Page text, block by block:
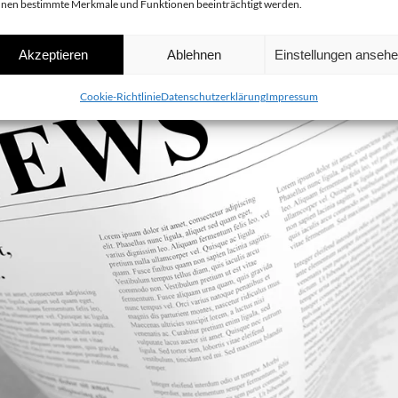
bestimmte Merkmale und Funktionen beeinträchtigt werden.
Akzeptieren Ablehnen Einstellungen
Cookie-RichtlinieDatenschutzerklärungImpressum